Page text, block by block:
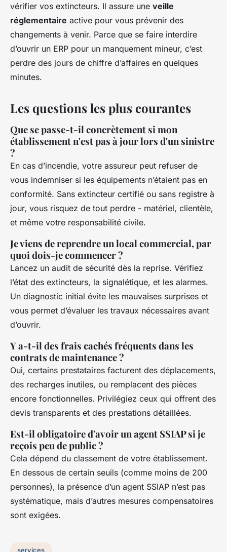
vérifier vos extincteurs. Il assure une veille
réglementaire active pour vous prévenir des
changements à venir. Parce que se faire interdire
d’ouvrir un ERP pour un manquement mineur, c’est
perdre des jours de chiffre d’affaires en quelques
minutes.
Les questions les plus courantes
Que se passe-t-il concrètement si mon
établissement n'est pas à jour lors d'un sinistre
?
En cas d’incendie, votre assureur peut refuser de
vous indemniser si les équipements n’étaient pas en
conformité. Sans extincteur certifié ou sans registre à
jour, vous risquez de tout perdre - matériel, clientèle,
et même votre responsabilité civile.
Je viens de reprendre un local commercial, par
quoi dois-je commencer ?
Lancez un audit de sécurité dès la reprise. Vérifiez
l’état des extincteurs, la signalétique, et les alarmes.
Un diagnostic initial évite les mauvaises surprises et
vous permet d’évaluer les travaux nécessaires avant
d’ouvrir.
Y a-t-il des frais cachés fréquents dans les
contrats de maintenance ?
Oui, certains prestataires facturent des déplacements,
des recharges inutiles, ou remplacent des pièces
encore fonctionnelles. Privilégiez ceux qui offrent des
devis transparents et des prestations détaillées.
Est-il obligatoire d'avoir un agent SSIAP si je
reçois peu de public ?
Cela dépend du classement de votre établissement.
En dessous de certain seuils (comme moins de 200
personnes), la présence d’un agent SSIAP n’est pas
systématique, mais d’autres mesures compensatoires
sont exigées.
services